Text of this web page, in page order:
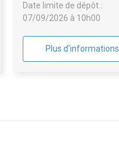
Date limite de dépôt :
07/09/2026 à 10h00
Plus d'informations